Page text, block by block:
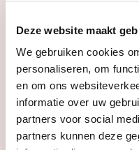
Deze website maakt
We gebruiken cookies
personaliseren, om
en om ons
informatie over uw
partners voor social
partners kunnen deze
Aanvaarding
Soort woonhuis
Soort bouw
Bouwjaar
Bekijk alle